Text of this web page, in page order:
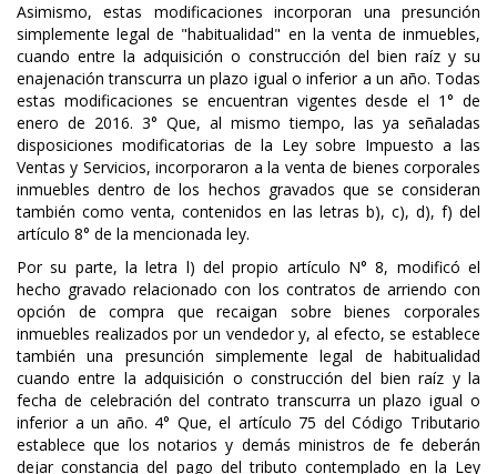
Asimismo, estas modificaciones incorporan una presunción
simplemente legal de "habitualidad" en la venta de inmuebles,
cuando entre la adquisición o construcción del bien raíz y su
enajenación transcurra un plazo igual o inferior a un año. Todas
estas modificaciones se encuentran vigentes desde el 1° de
enero de 2016. 3° Que, al mismo tiempo, las ya señaladas
disposiciones modificatorias de la Ley sobre Impuesto a las
Ventas y Servicios, incorporaron a la venta de bienes corporales
inmuebles dentro de los hechos gravados que se consideran
también como venta, contenidos en las letras b), c), d), f) del
artículo 8° de la mencionada ley.
Por su parte, la letra l) del propio artículo N° 8, modificó el
hecho gravado relacionado con los contratos de arriendo con
opción de compra que recaigan sobre bienes corporales
inmuebles realizados por un vendedor y, al efecto, se establece
también una presunción simplemente legal de habitualidad
cuando entre la adquisición o construcción del bien raíz y la
fecha de celebración del contrato transcurra un plazo igual o
inferior a un año. 4° Que, el artículo 75 del Código Tributario
establece que los notarios y demás ministros de fe deberán
dejar constancia del pago del tributo contemplado en la Ley